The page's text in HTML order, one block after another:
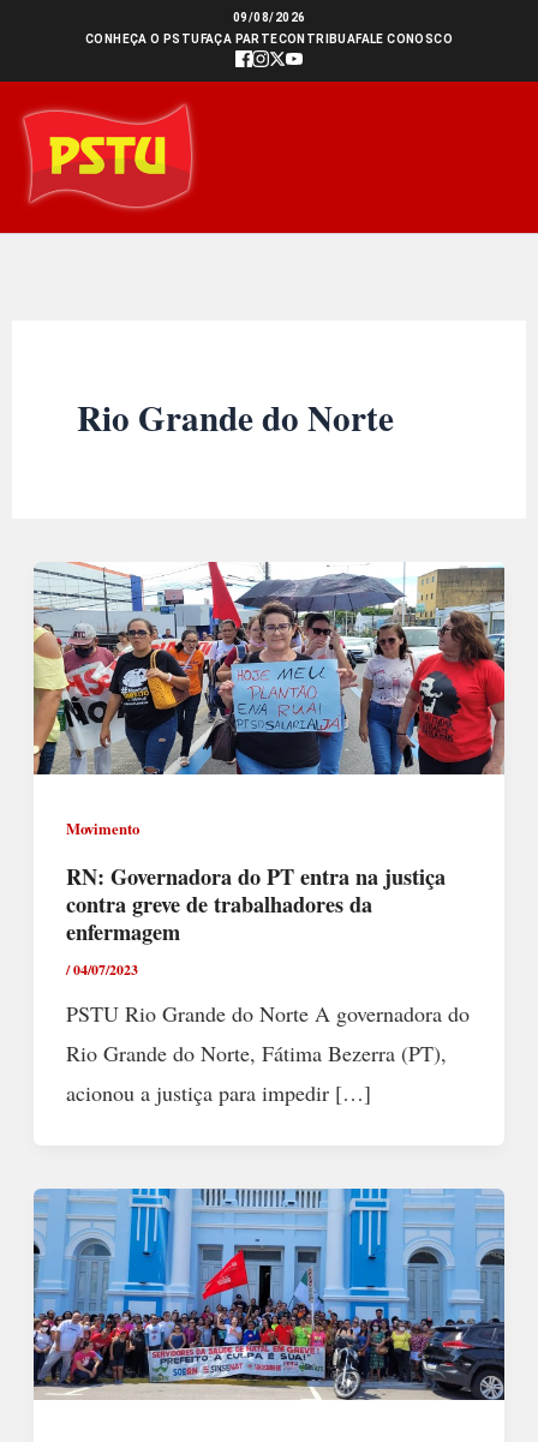
conteúdo
09/08/2026
CONHEÇA O PSTU FAÇA PARTECONTRIBUAFALE CONOSCO
Rio Grande do Norte
Movimento
RN: Governadora do PT entra na justiça
contra greve de trabalhadores da
enfermagem
/04/07/2023
PSTU Rio Grande do Norte A governadora do
Rio Grande do Norte, Fátima Bezerra (PT),
acionou a justiça para impedir […]